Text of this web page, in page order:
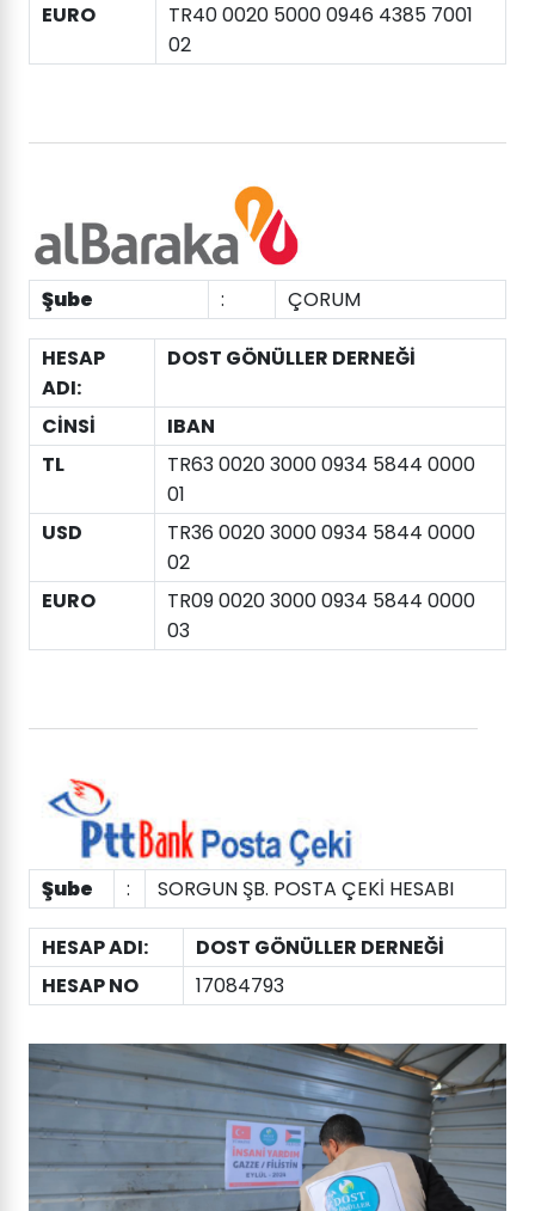
EURO
TR40 0020 5000 0946 4385 7001
02
Şube : ÇORUM
HESAP
ADI:
DOST GÖNÜLLER DERNEĞİ
CİNSİ
IBAN
TL
TR63 0020 3000 0934 5844 0000
01
USD
TR36 0020 3000 0934 5844 0000
02
EURO
TR09 0020 3000 0934 5844 0000
03
Şube : SORGUN ŞB. POSTA ÇEKİ HESABI
HESAP ADI:
DOST GÖNÜLLER DERNEĞİ
HESAP NO
17084793